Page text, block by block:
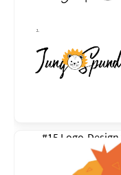
#15 Logo-